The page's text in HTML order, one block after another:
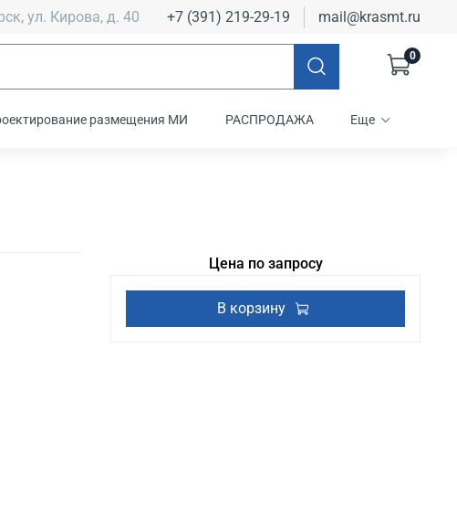
ул. Кирова, д. 40 +7 (391) 219-29-19 mail@krasmt.ru
0
размещения МИ РАСПРОДАЖА Еще
Цена по запросу
В корзину